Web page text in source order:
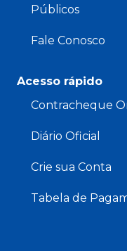
Públicos
Fale Conosco
Acesso rápido
Contracheque
Diário Oficial
Crie sua Conta
Tabela de